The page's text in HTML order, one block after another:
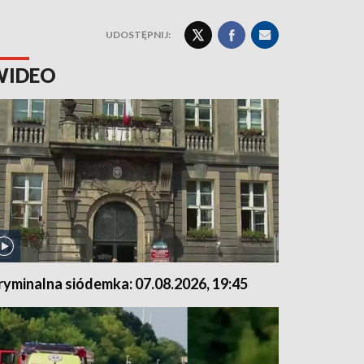
UDOSTĘPNIJ:
siódemka: 07.08.2026, 19:45